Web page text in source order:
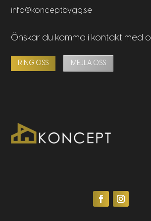
info@konceptbygg.se
Önskar du komma i kontakt med
RING OSS MEJLA OSS